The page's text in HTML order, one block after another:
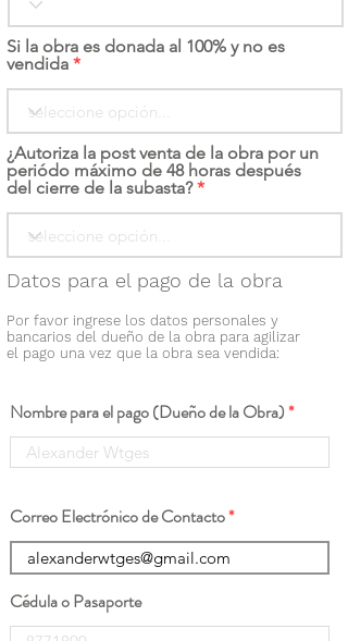
Si la obra es donada al 100% y no es
vendida
¿Autoriza la post venta de la obra por un
periódo máximo de 48 horas después
del cierre de la subasta?
Datos para el pago de la obra
Por favor ingrese los datos personales y
bancarios del dueño de la obra para agilizar
el pago una vez que la obra sea vendida:
Nombre para el pago (Dueño de la Obra)
Correo Electrónico de Contacto
Cédula o Pasaporte